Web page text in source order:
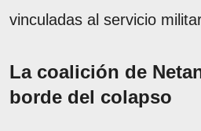
vinculadas al servicio
La coalición de
borde del colapso